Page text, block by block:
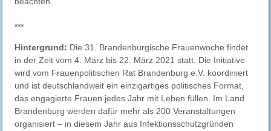
***
Hintergrund: Die 31. Brandenburgische Frauenwoche findet
in der Zeit vom 4. März bis 22. März 2021 statt. Die Initiative
wird vom Frauenpolitischen Rat Brandenburg e.V. koordiniert
und ist deutschlandweit ein einzigartiges politisches Format,
das engagierte Frauen jedes Jahr mit Leben füllen. Im Land
Brandenburg werden dafür mehr als 200 Veranstaltungen
organisiert – in diesem Jahr aus Infektionsschutzgründen